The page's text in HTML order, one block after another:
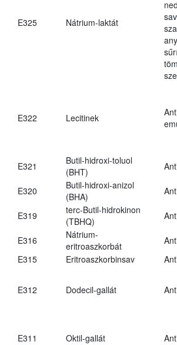
E325 Nátrium-laktát
E322 Lecitinek
E321
Butil-hidroxi-toluol
(BHT)
E320
Butil-hidroxi-anizol
(BHA)
E319
terc-Butil-hidrokinon
(TBHQ)
E316
Nátrium-
eritroaszkorbát
E315
Eritroaszkorbinsav
E312 Dodecil-gallát
E311 Oktil-gallát